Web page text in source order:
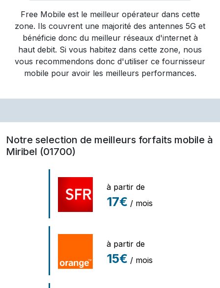
Free Mobile est le meilleur opérateur dans cette
zone. Ils couvrent une majorité des antennes 5G et
bénéficie donc du meilleur réseaux d'internet à
haut debit. Si vous habitez dans cette zone, nous
vous recommendons donc d'utiliser ce fournisseur
mobile pour avoir les meilleurs performances.
Notre selection de meilleurs forfaits mobile à
Miribel (01700)
à partir de
17€ / mois
à partir de
15€ / mois